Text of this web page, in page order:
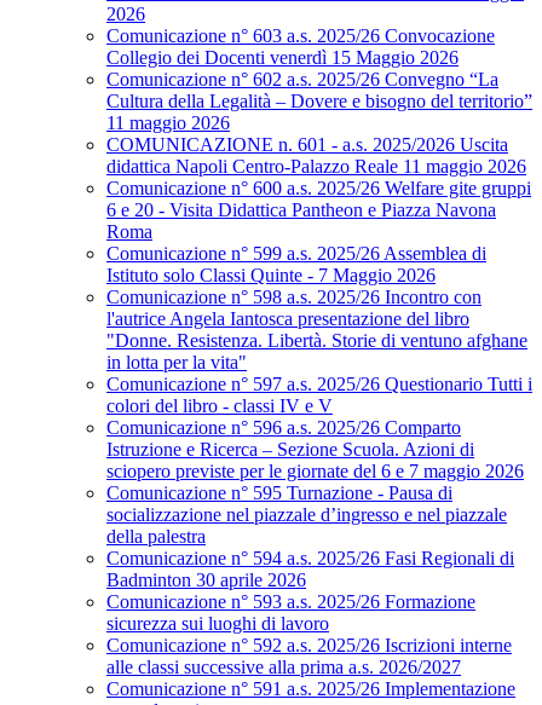
2026
Comunicazione n° 603 a.s. 2025/26 Convocazione
Collegio dei Docenti venerdì 15 Maggio 2026
Comunicazione n° 602 a.s. 2025/26 Convegno “La
Cultura della Legalità – Dovere e bisogno del territorio”
11 maggio 2026
COMUNICAZIONE n. 601 - a.s. 2025/2026 Uscita
didattica Napoli Centro-Palazzo Reale 11 maggio 2026
Comunicazione n° 600 a.s. 2025/26 Welfare gite gruppi
6 e 20 - Visita Didattica Pantheon e Piazza Navona
Roma
Comunicazione n° 599 a.s. 2025/26 Assemblea di
Istituto solo Classi Quinte - 7 Maggio 2026
Comunicazione n° 598 a.s. 2025/26 Incontro con
l'autrice Angela Iantosca presentazione del libro
"Donne. Resistenza. Libertà. Storie di ventuno afghane
in lotta per la vita"
Comunicazione n° 597 a.s. 2025/26 Questionario Tutti i
colori del libro - classi IV e V
Comunicazione n° 596 a.s. 2025/26 Comparto
Istruzione e Ricerca – Sezione Scuola. Azioni di
sciopero previste per le giornate del 6 e 7 maggio 2026
Comunicazione n° 595 Turnazione - Pausa di
socializzazione nel piazzale d’ingresso e nel piazzale
della palestra
Comunicazione n° 594 a.s. 2025/26 Fasi Regionali di
Badminton 30 aprile 2026
Comunicazione n° 593 a.s. 2025/26 Formazione
sicurezza sui luoghi di lavoro
Comunicazione n° 592 a.s. 2025/26 Iscrizioni interne
alle classi successive alla prima a.s. 2026/2027
Comunicazione n° 591 a.s. 2025/26 Implementazione